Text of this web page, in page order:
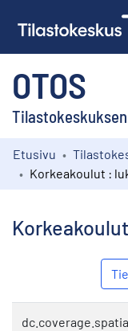
OTOS
Kokoelmat
Etusivu